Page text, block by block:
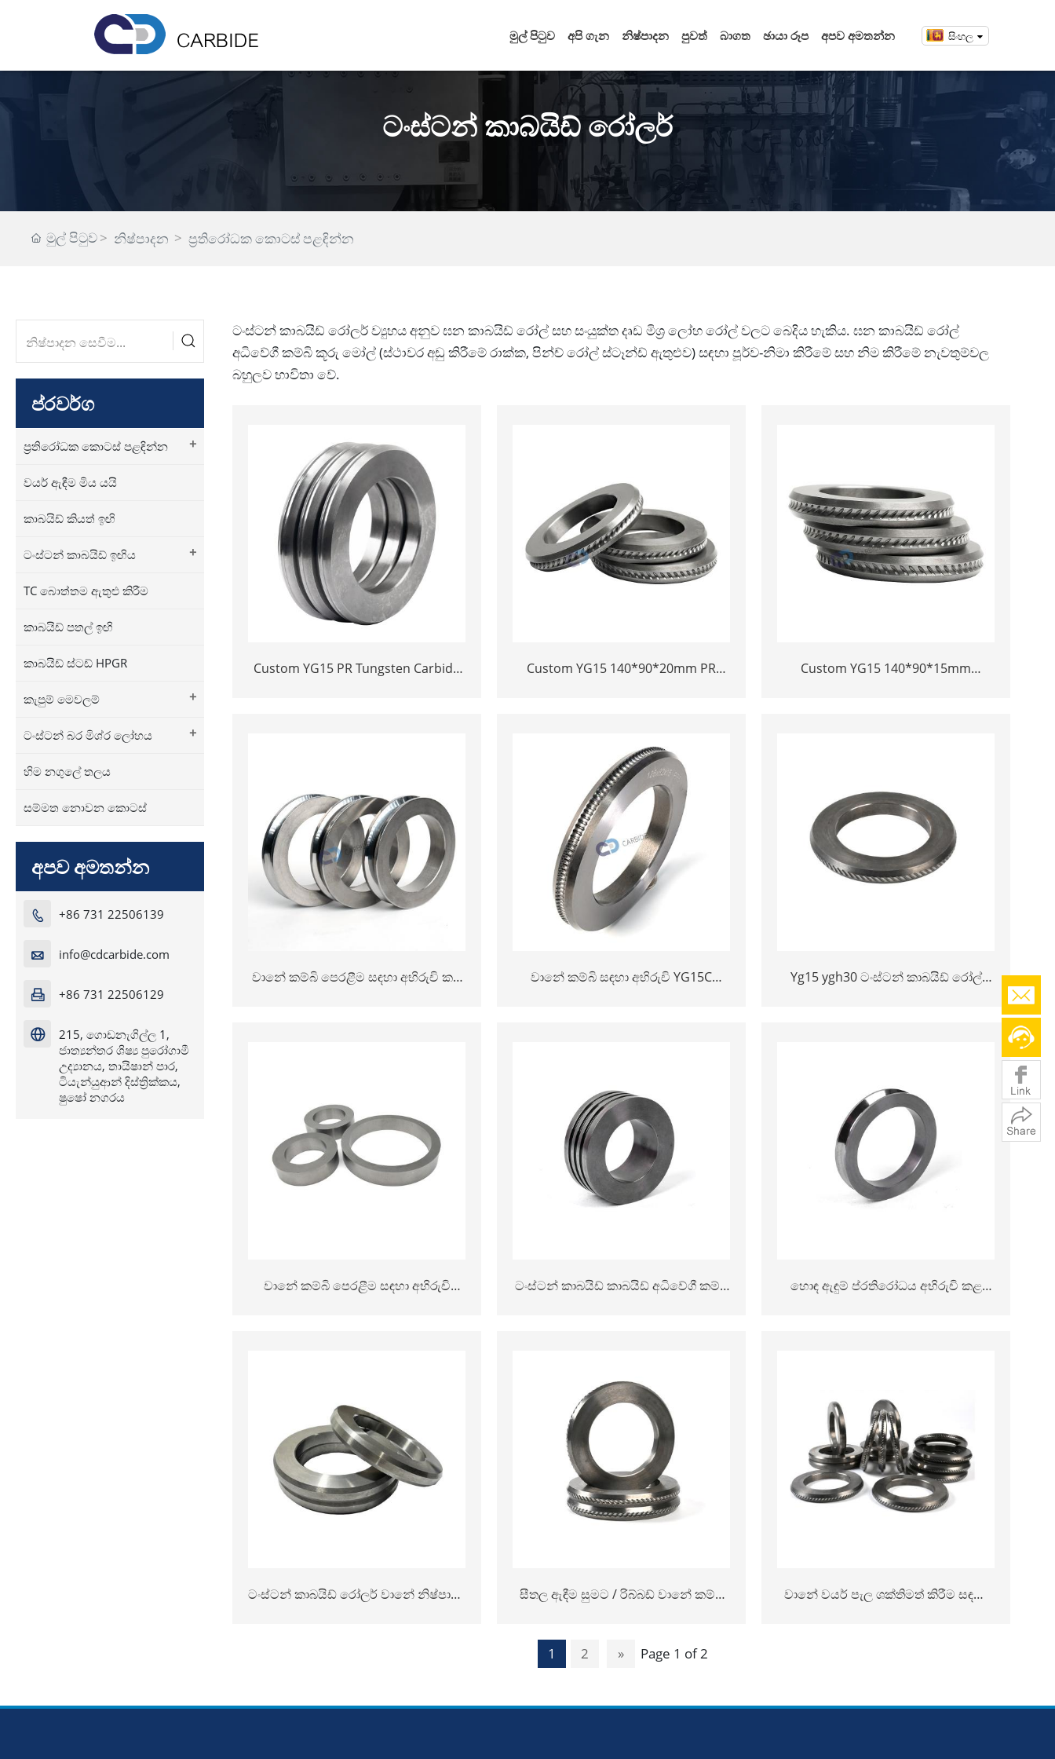
මුල් පිටුව අපි ගැන නිෂ්පාදන පුවත් බාගත ඡායා රූප අපව අමතන්න සිංහල
ටංස්ටන් කාබයිඩ් රෝලර්
මුල් පිටුව නිෂ්පාදන ප්‍රතිරෝධක කොටස් පළඳින්න
ප්රවර්ග
+
ප්‍රතිරෝධක කොටස් පළඳින්න
වයර් ඇඳීම මිය යයි
කාබයිඩ් කියත් ඉඟි
+
ටංස්ටන් කාබයිඩ් ඉඟිය
TC බොත්තම ඇතුළු කිරීම
කාබයිඩ් පතල් ඉඟි
කාබයිඩ් ස්ටඩ් HPGR
+
කැපුම් මෙවලම්
+
ටංස්ටන් බර මිශ්ර ලෝහය
හිම නගුලේ තලය
සම්මත නොවන කොටස්
අපව අමතන්න
 +86 731 22506139
 info@cdcarbide.com
 +86 731 22506129

215, ගොඩනැගිල්ල 1,
ජාත්‍යන්තර ශිෂ්‍ය පුරෝගාමී
උද්‍යානය, තායිෂාන් පාර,
ටියැන්යුආන් දිස්ත්‍රික්කය,
ෂුෂෝ නගරය
ටංස්ටන් කාබයිඩ් රෝලර් ව්‍යුහය අනුව ඝන කාබයිඩ් රෝල් සහ සංයුක්ත දෘඩ මිශ්‍ර ලෝහ රෝල් වලට බෙදිය හැකිය. ඝන කාබයිඩ් රෝල්
අධිවේගී කම්බි කූරු මෝල් (ස්ථාවර අඩු කිරීමේ රාක්ක, පින්ච් රෝල් ස්ටෑන්ඩ් ඇතුළුව) සඳහා පූර්ව-නිමා කිරීමේ සහ නිම කිරීමේ නැවතුම්වල
බහුලව භාවිතා වේ.
Custom YG15 PR Tungsten Carbide
Custom YG15 140*90*20mm PR
Custom YG15 140*90*15mm
වානේ කම්බි පෙරළීම සඳහා අභිරුචි කළ
වානේ කම්බි සඳහා අභිරුචි YG15C
Yg15 ygh30 ටංස්ටන් කාබයිඩ් රෝල්
වානේ කම්බි පෙරළීම සඳහා අභිරුචි
ටංස්ටන් කාබයිඩ් කාබයිඩ් අධිවේගී කම්බි
හොඳ ඇඳුම් ප්රතිරෝධය අභිරුචි කළ
ටංස්ටන් කාබයිඩ් රෝලර් වානේ නිෂ්පාදිත
සීතල ඇඳීම සුමට / රිබ්බඩ් වානේ කම්බි
වානේ වයර් පැල ශක්තිමත් කිරීම සඳහා
1 2 » Page 1 of 2